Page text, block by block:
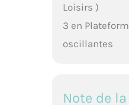
Loisirs )
3 en
oscillantes
Note de